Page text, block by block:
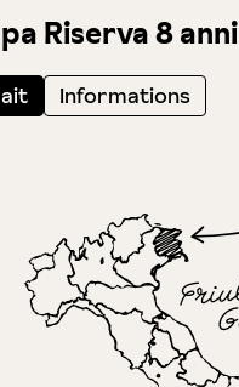
Riserva 8 anni
Informations